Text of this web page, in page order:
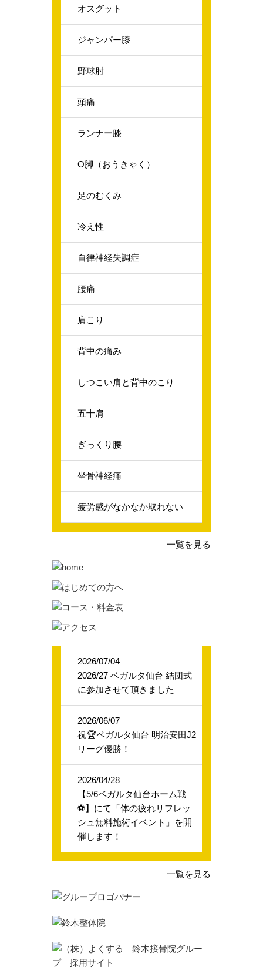
オスグット
ジャンパー膝
野球肘
頭痛
ランナー膝
O脚（おうきゃく）
足のむくみ
冷え性
自律神経失調症
腰痛
肩こり
背中の痛み
しつこい肩と背中のこり
五十肩
ぎっくり腰
坐骨神経痛
疲労感がなかなか取れない
一覧を見る
2026/07/04
2026/27 ベガルタ仙台 結団式
に参加させて頂きました
2026/06/07
祝🏆ベガルタ仙台 明治安田J2
リーグ優勝！
2026/04/28
【5/6ベガルタ仙台ホーム戦
⚽】にて「体の疲れリフレッ
シュ無料施術イベント」を開
催します！
一覧を見る